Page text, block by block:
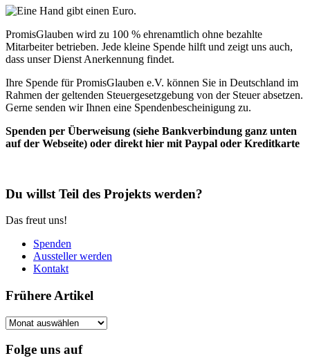
PromisGlauben wird zu 100 % ehrenamtlich ohne bezahlte
Mitarbeiter betrieben. Jede kleine Spende hilft und zeigt uns auch,
dass unser Dienst Anerkennung findet.
Ihre Spende für PromisGlauben e.V. können Sie in Deutschland im
Rahmen der geltenden Steuergesetzgebung von der Steuer absetzen.
Gerne senden wir Ihnen eine Spendenbescheinigung zu.
Spenden per Überweisung (siehe Bankverbindung ganz unten
auf der Webseite) oder direkt hier mit Paypal oder Kreditkarte
Du willst Teil des Projekts werden?
Das freut uns!
Spenden
Aussteller werden
Kontakt
Frühere Artikel
Frühere
Folge uns auf